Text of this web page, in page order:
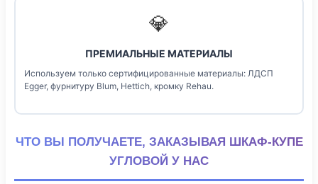
💎
ПРЕМИАЛЬНЫЕ МАТЕРИАЛЫ
Используем только сертифицированные материалы: ЛДСП
Egger, фурнитуру Blum, Hettich, кромку Rehau.
ЧТО ВЫ ПОЛУЧАЕТЕ, ЗАКАЗЫВАЯ ШКАФ-КУПЕ
УГЛОВОЙ У НАС